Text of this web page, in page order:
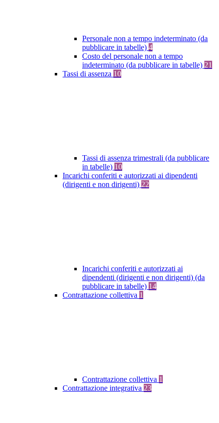
Personale non a tempo indeterminato (da
pubblicare in tabelle) 4
Costo del personale non a tempo
indeterminato (da pubblicare in tabelle) 21
Tassi di assenza 10
Tassi di assenza trimestrali (da pubblicare
in tabelle) 10
Incarichi conferiti e autorizzati ai dipendenti
(dirigenti e non dirigenti) 22
Incarichi conferiti e autorizzati ai
dipendenti (dirigenti e non dirigenti) (da
pubblicare in tabelle) 14
Contrattazione collettiva 1
Contrattazione collettiva 1
Contrattazione integrativa 23